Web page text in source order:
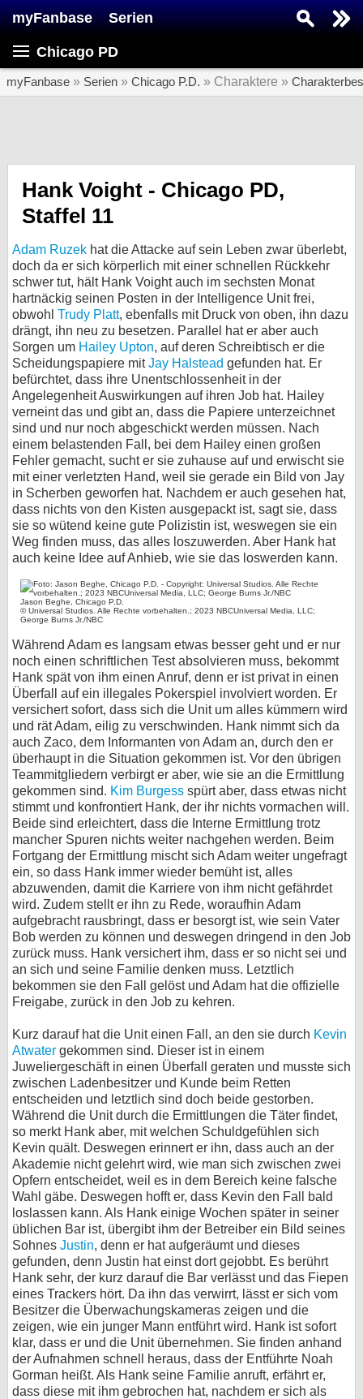
myFanbase Serien
Chicago PD
myFanbase » Serien » Chicago P.D. » Charaktere »
Hank Voight - Chicago PD,
Staffel 11
Adam Ruzek hat die Attacke auf sein Leben zwar überlebt,
doch da er sich körperlich mit einer schnellen Rückkehr
schwer tut, hält Hank Voight auch im sechsten Monat
hartnäckig seinen Posten in der Intelligence Unit frei,
obwohl Trudy Platt, ebenfalls mit Druck von oben, ihn dazu
drängt, ihn neu zu besetzen. Parallel hat er aber auch
Sorgen um Hailey Upton, auf deren Schreibtisch er die
Scheidungspapiere mitJay Halstead gefunden hat. Er
befürchtet, dass ihre Unentschlossenheit in der
Angelegenheit Auswirkungen auf ihren Job hat. Hailey
verneint das und gibt an, dass die Papiere unterzeichnet
sind und nur noch abgeschickt werden müssen. Nach
einem belastenden Fall, bei dem Hailey einen großen
Fehler gemacht, sucht er sie zuhause auf und erwischt sie
mit einer verletzten Hand, weil sie gerade ein Bild von Jay
in Scherben geworfen hat. Nachdem er auch gesehen hat,
dass nichts von den Kisten ausgepackt ist, sagt sie, dass
sie so wütend keine gute Polizistin ist, weswegen sie ein
Weg finden muss, das alles loszuwerden. Aber Hank hat
auch keine Idee auf Anhieb, wie sie das loswerden kann.
Jason Beghe, Chicago P.D.
© Universal Studios. Alle Rechte vorbehalten.; 2023 NBCUniversal Media, LLC;
George Burns Jr./NBC
Während Adam es langsam etwas besser geht und er nur
noch einen schriftlichen Test absolvieren muss, bekommt
Hank spät von ihm einen Anruf, denn er ist privat in einen
Überfall auf ein illegales Pokerspiel involviert worden. Er
versichert sofort, dass sich die Unit um alles kümmern wird
und rät Adam, eilig zu verschwinden. Hank nimmt sich da
auch Zaco, dem Informanten von Adam an, durch den er
überhaupt in die Situation gekommen ist. Vor den übrigen
Teammitgliedern verbirgt er aber, wie sie an die Ermittlung
gekommen sind. Kim Burgess spürt aber, dass etwas nicht
stimmt und konfrontiert Hank, der ihr nichts vormachen will.
Beide sind erleichtert, dass die Interne Ermittlung trotz
mancher Spuren nichts weiter nachgehen werden. Beim
Fortgang der Ermittlung mischt sich Adam weiter ungefragt
ein, so dass Hank immer wieder bemüht ist, alles
abzuwenden, damit die Karriere von ihm nicht gefährdet
wird. Zudem stellt er ihn zu Rede, woraufhin Adam
aufgebracht rausbringt, dass er besorgt ist, wie sein Vater
Bob werden zu können und deswegen dringend in den Job
zurück muss. Hank versichert ihm, dass er so nicht sei und
an sich und seine Familie denken muss. Letztlich
bekommen sie den Fall gelöst und Adam hat die offizielle
Freigabe, zurück in den Job zu kehren.
Kurz darauf hat die Unit einen Fall, an den sie durch Kevin
Atwater gekommen sind. Dieser ist in einem
Juweliergeschäft in einen Überfall geraten und musste sich
zwischen Ladenbesitzer und Kunde beim Retten
entscheiden und letztlich sind doch beide gestorben.
Während die Unit durch die Ermittlungen die Täter findet,
so merkt Hank aber, mit welchen Schuldgefühlen sich
Kevin quält. Deswegen erinnert er ihn, dass auch an der
Akademie nicht gelehrt wird, wie man sich zwischen zwei
Opfern entscheidet, weil es in dem Bereich keine falsche
Wahl gäbe. Deswegen hofft er, dass Kevin den Fall bald
loslassen kann. Als Hank einige Wochen später in seiner
üblichen Bar ist, übergibt ihm der Betreiber ein Bild seines
Sohnes Justin, denn er hat aufgeräumt und dieses
gefunden, denn Justin hat einst dort gejobbt. Es berührt
Hank sehr, der kurz darauf die Bar verlässt und das Fiepen
eines Trackers hört. Da ihn das verwirrt, lässt er sich vom
Besitzer die Überwachungskameras zeigen und die
zeigen, wie ein junger Mann entführt wird. Hank ist sofort
klar, dass er und die Unit übernehmen. Sie finden anhand
der Aufnahmen schnell heraus, dass der Entführte Noah
Gorman heißt. Als Hank seine Familie anruft, erfährt er,
dass diese mit ihm gebrochen hat, nachdem er sich als
SERIEN
Specials
SERVICE
Gewinnspiele
Forum
bei X
bei Facebook
Kontakt
Nutzungsbedingungen
Datenschutz
Cookie-Einstellungen
Impressum
Desktop-Ansicht
myFanbase